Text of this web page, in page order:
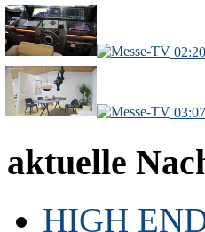
02:20
03:07
aktuelle
HIGH